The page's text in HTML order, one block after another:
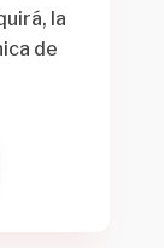
la
de